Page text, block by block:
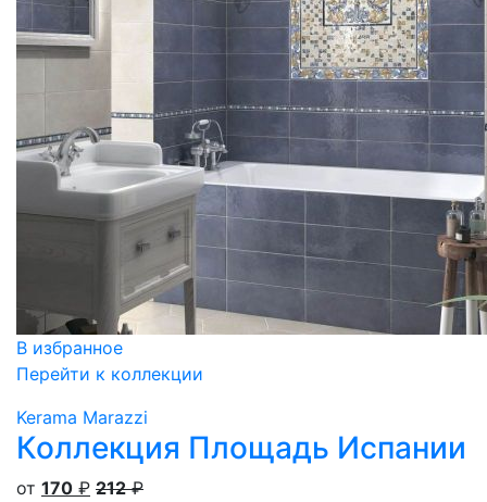
В избранное
Перейти к коллекции
Kerama Marazzi
Коллекция Площадь Испании
от 170 ₽ 212₽